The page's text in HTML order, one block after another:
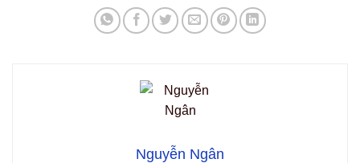
Nguyễn Ngân